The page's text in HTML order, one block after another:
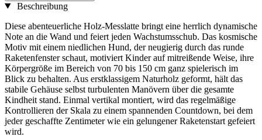
Beschreibung
Diese abenteuerliche Holz-Messlatte bringt eine herrlich dynamische
Note an die Wand und feiert jeden Wachstumsschub. Das kosmische
Motiv mit einem niedlichen Hund, der neugierig durch das runde
Raketenfenster schaut, motiviert Kinder auf mitreißende Weise, ihre
Körpergröße im Bereich von 70 bis 150 cm ganz spielerisch im
Blick zu behalten. Aus erstklassigem Naturholz geformt, hält das
stabile Gehäuse selbst turbulenten Manövern über die gesamte
Kindheit stand. Einmal vertikal montiert, wird das regelmäßige
Kontrollieren der Skala zu einem spannenden Countdown, bei dem
jeder geschaffte Zentimeter wie ein gelungener Raketenstart gefeiert
wird.